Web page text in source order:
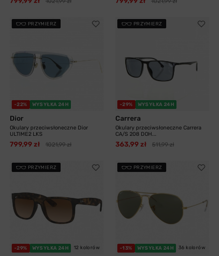
PRZYMIERZ
-22% WYSYŁKA 24H
Dior
Okulary przeciwsłoneczne Dior
ULTIME2 LKS
799,99 zł 1021,99 zł
PRZYMIERZ
-29% WYSYŁKA 24H
Carrera
Okulary przeciwsłoneczne Carrera
CA/S 208 DOH...
363,99 zł 511,99 zł
PRZYMIERZ
-29% WYSYŁKA 24H 12 kolorów
PRZYMIERZ
-13% WYSYŁKA 24H 36 kolorów